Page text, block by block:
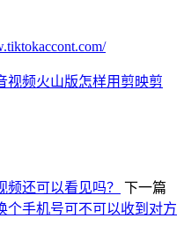
视频火山版怎样用剪映剪
还可以看见吗？
下一篇
个手机号可不可以收到对方